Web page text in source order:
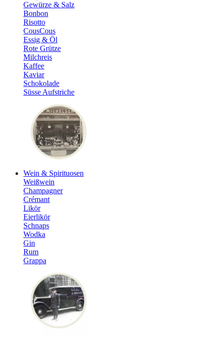
Gewürze & Salz
Bonbon
Risotto
CousCous
Essig & Öl
Rote Grütze
Milchreis
Kaffee
Kaviar
Schokolade
Süsse Aufstriche
Wein & Spirituosen
Weißwein
Champagner
Crémant
Likör
Eierlikör
Schnaps
Wodka
Gin
Rum
Grappa